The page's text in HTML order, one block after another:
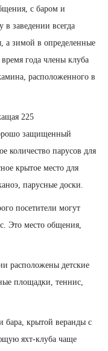
с баром и
заведении всегда
а зимой в определенные
года члены клуба
расположенного в
225
защищенный
количество парусов для
крытое место для
парусные доски.
посетители могут
Это место общения,
расположены детские
площадки, теннис,
бара, крытой веранды с
яхт-клуба чаще